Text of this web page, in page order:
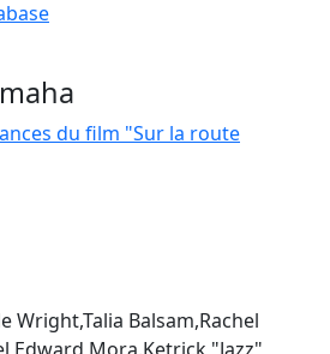
du film "Sur la route
Wright,Talia Balsam,Rachel